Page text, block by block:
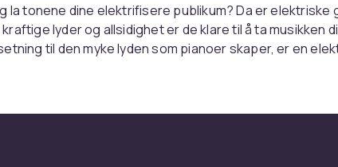
la tonene dine elektrifisere publikum? Da er elektriske
lyder og allsidighet er de klare til å ta musikken
til den myke lyden som pianoer skaper, er en